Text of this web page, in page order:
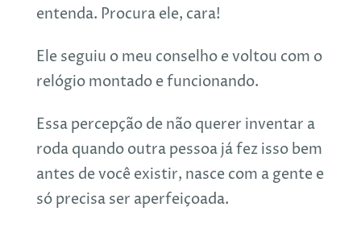
entenda. Procura ele, cara!
Ele seguiu o meu conselho e voltou com o
relógio montado e funcionando.
Essa percepção de não querer inventar a
roda quando outra pessoa já fez isso bem
antes de você existir, nasce com a gente e
só precisa ser aperfeiçoada.